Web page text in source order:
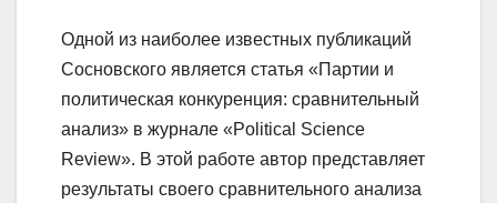
Одной из наиболее известных публикаций
Сосновского является статья «Партии и
политическая конкуренция: сравнительный
анализ» в журнале «Political Science
Review». В этой работе автор представляет
результаты своего сравнительного анализа